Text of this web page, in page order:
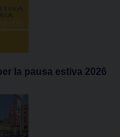
la pausa estiva 2026